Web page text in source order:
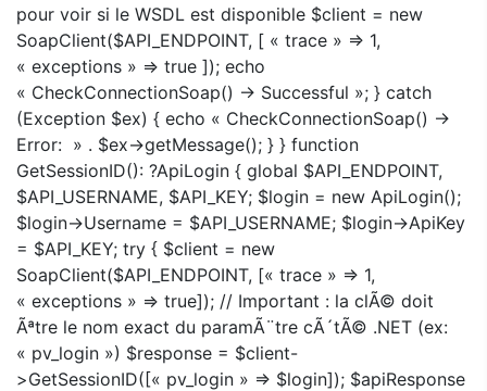
pour voir si le WSDL est disponible $client = new
SoapClient($API_ENDPOINT, [ « trace » => 1,
« exceptions » => true ]); echo
« CheckConnectionSoap() -> Successful »; } catch
(Exception $ex) { echo « CheckConnectionSoap() ->
Error: » . $ex->getMessage(); } } function
GetSessionID(): ?ApiLogin { global $API_ENDPOINT,
$API_USERNAME, $API_KEY; $login = new ApiLogin();
$login->Username = $API_USERNAME; $login->ApiKey
= $API_KEY; try { $client = new
SoapClient($API_ENDPOINT, [« trace » => 1,
« exceptions » => true]); // Important : la clÃ© doit
Ãªtre le nom exact du paramÃ¨tre cÃ´tÃ© .NET (ex:
« pv_login ») $response = $client-
>GetSessionID([« pv_login » => $login]); $apiResponse